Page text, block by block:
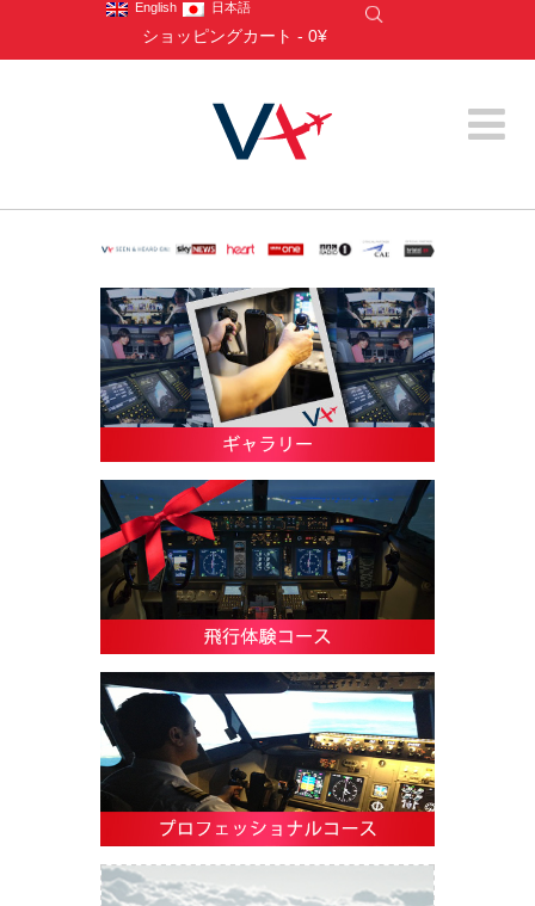
English 日本語
ショッピングカート - 0¥